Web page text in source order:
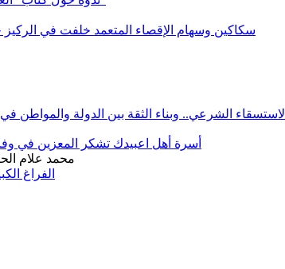
سكاكين وسهام الإقصاء المتعمد خلفت في الركيز
الاستسقاء الشرعي.. وبناء الثقة بين الدولة
أسرة أهل اعبيدك تشكر المعزين في
الفراغ